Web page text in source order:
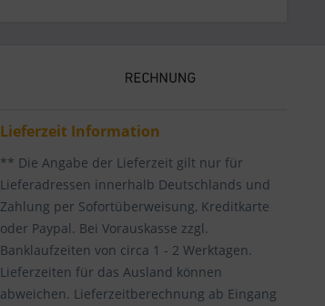
Lieferzeit Information
** Die Angabe der Lieferzeit gilt nur für
Lieferadressen innerhalb Deutschlands und
Zahlung per Sofortüberweisung, Kreditkarte
oder Paypal. Bei Vorauskasse zzgl.
Banklaufzeiten von circa 1 - 2 Werktagen.
Lieferzeiten für das Ausland können
abweichen. Lieferzeitberechnung ab Eingang